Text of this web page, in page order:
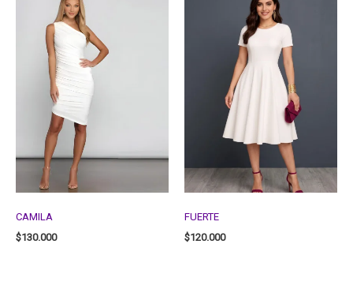
CAMILA
$130.000
FUERTE
$120.000